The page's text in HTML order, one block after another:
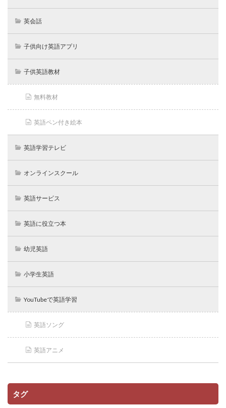
英会話
子供向け英語アプリ
子供英語教材
無料教材
英語ペン付き絵本
英語学習テレビ
オンラインスクール
英語サービス
英語に役立つ本
幼児英語
小学生英語
YouTubeで英語学習
英語ソング
英語アニメ
タグ